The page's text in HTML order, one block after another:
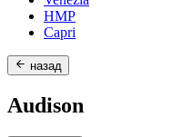
HMP
Capri
назад
Audison